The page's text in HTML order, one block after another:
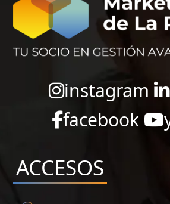
instagram
facebook
ACCESOS